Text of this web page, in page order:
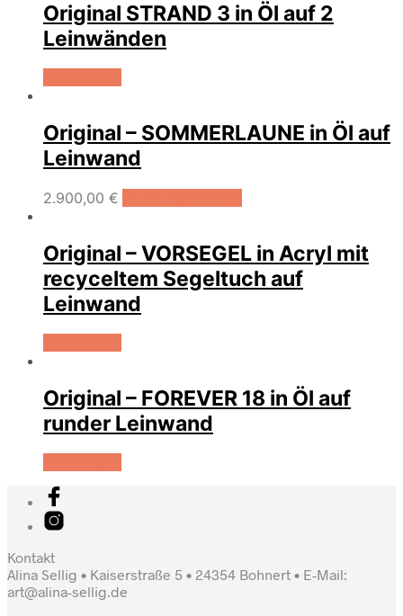
Original STRAND 3 in Öl auf 2
Leinwänden
Original – SOMMERLAUNE in Öl auf
Leinwand
2.900,00 €
Original – VORSEGEL in Acryl mit
recyceltem Segeltuch auf
Leinwand
Original – FOREVER 18 in Öl auf
runder Leinwand
Kontakt
Alina Sellig • Kaiserstraße 5 • 24354 Bohnert • E-Mail:
art@alina-sellig.de